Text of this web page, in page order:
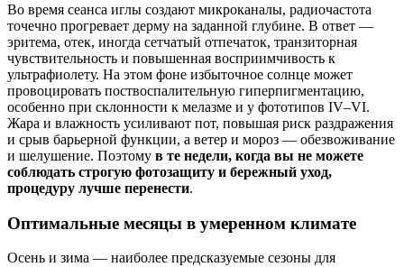
Во время сеанса иглы создают микроканалы, радиочастота
точечно прогревает дерму на заданной глубине. В ответ —
эритема, отек, иногда сетчатый отпечаток, транзиторная
чувствительность и повышенная восприимчивость к
ультрафиолету. На этом фоне избыточное солнце может
провоцировать поствоспалительную гиперпигментацию,
особенно при склонности к мелазме и у фототипов IV–VI.
Жара и влажность усиливают пот, повышая риск раздражения
и срыв барьерной функции, а ветер и мороз — обезвоживание
и шелушение. Поэтому в те недели, когда вы не можете
соблюдать строгую фотозащиту и бережный уход,
процедуру лучше перенести.
Оптимальные месяцы в умеренном климате
Осень и зима — наиболее предсказуемые сезоны для